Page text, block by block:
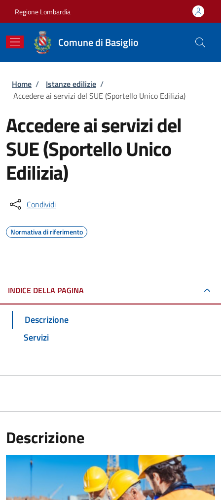
Regione Lombardia
Comune di Basiglio
Briciole di pane
Home / Istanze edilizie /
Accedere ai servizi del SUE (Sportello Unico Edilizia)
Accedere ai servizi del
SUE (Sportello Unico
Edilizia)
Condividi
Normativa di riferimento
INDICE DELLA PAGINA
Descrizione
Servizi
Descrizione